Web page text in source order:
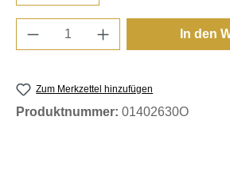
Produkt Anzahl: Gib den
In den
Zum Merkzettel hinzufügen
Produktnummer: 01402630O